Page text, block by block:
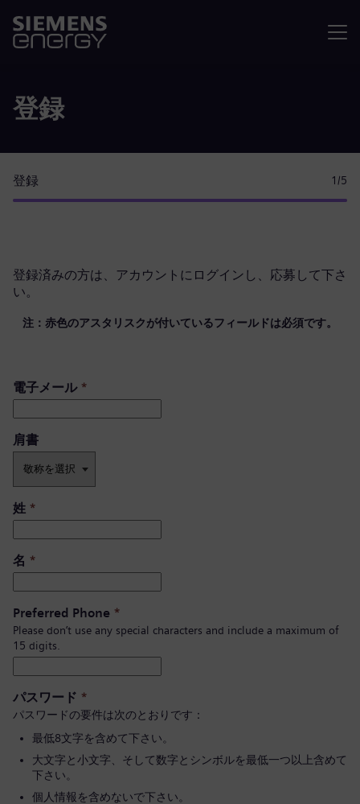
登録
登録 1 /5
登録済みの方は、 アカウントにログイン し、応募して下さ
い。
注：赤色のアスタリスクが付いているフィールドは必須です。
電子メール*
肩書 ​
姓 *
名 *
Preferred Phone *
Please don’t use any special characters and include a maximum of
15 digits.
パスワード *
パスワードの要件は次のとおりです：
最低8文字を含めて下さい。
大文字と小文字、そして数字とシンボルを最低一つ以上含めて
下さい。
個人情報を含めないで下さい。